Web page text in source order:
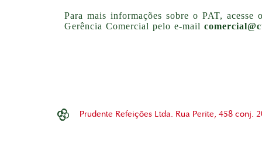
Para mais informações sobre o PAT, acesse
Gerência Comercial pelo e-mail
Prudente Refeições Ltda. Rua Perite, 458